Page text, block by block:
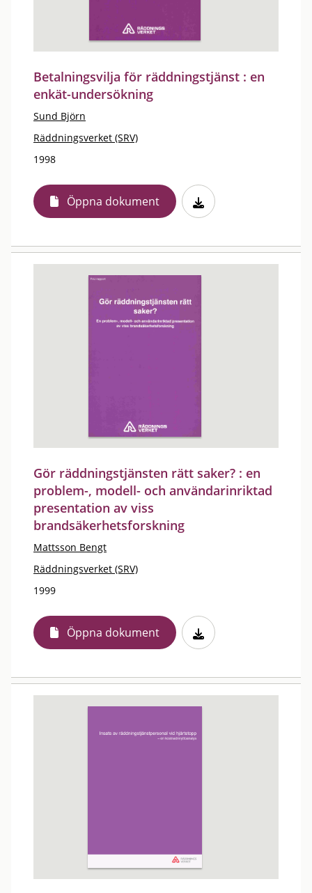
Betalningsvilja för räddningstjänst : en
enkät-undersökning
Sund Björn
Räddningsverket (SRV)
1998
Öppna dokument
Gör räddningstjänsten rätt saker? : en
problem-, modell- och användarinriktad
presentation av viss
brandsäkerhetsforskning
Mattsson Bengt
Räddningsverket (SRV)
1999
Öppna dokument